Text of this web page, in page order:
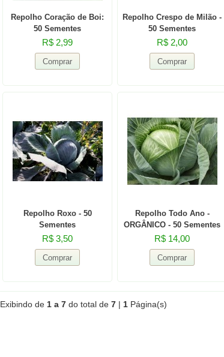
Repolho Coração de Boi:
50 Sementes
R$ 2,99
Repolho Crespo de Milão -
50 Sementes
R$ 2,00
Repolho Roxo - 50
Sementes
R$ 3,50
Repolho Todo Ano -
ORGÂNICO - 50 Sementes
R$ 14,00
Exibindo de 1 a 7 do total de 7 | 1 Página(s)